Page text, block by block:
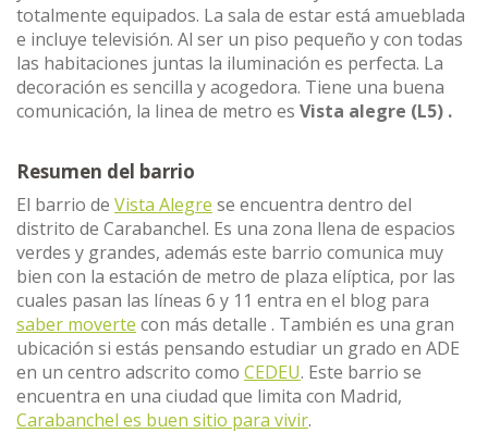
totalmente equipados. La sala de estar está amueblada
e incluye televisión. Al ser un piso pequeño y con todas
las habitaciones juntas la iluminación es perfecta. La
decoración es sencilla y acogedora. Tiene una buena
comunicación, la linea de metro es Vista alegre (L5) .
Resumen del barrio
El barrio de Vista Alegre se encuentra dentro del
distrito de Carabanchel. Es una zona llena de espacios
verdes y grandes, además este barrio comunica muy
bien con la estación de metro de plaza elíptica, por las
cuales pasan las líneas 6 y 11 entra en el blog para
saber moverte con más detalle . También es una gran
ubicación si estás pensando estudiar un grado en ADE
en un centro adscrito como CEDEU. Este barrio se
encuentra en una ciudad que limita con Madrid,
Carabanchel es buen sitio para vivir.